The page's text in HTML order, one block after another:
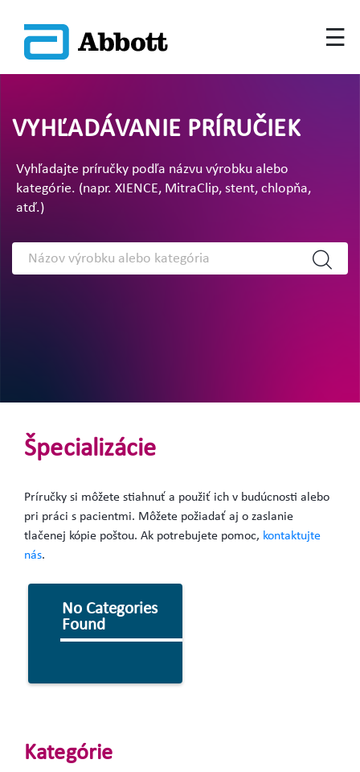
VYHĽADÁVANIE PRÍRUČIEK
Vyhľadajte príručky podľa názvu výrobku alebo
kategórie. (napr. XIENCE, MitraClip, stent, chlopňa,
atď.)
Špecializácie
Príručky si môžete stiahnuť a použiť ich v budúcnosti alebo
pri práci s pacientmi. Môžete požiadať aj o zaslanie
tlačenej kópie poštou. Ak potrebujete pomoc, kontaktujte
nás.
No Categories
Found
Kategórie